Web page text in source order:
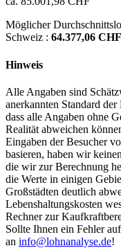
Möglicher
Schweiz : 64.377,06 CHF
Hinweis
Alle Angaben sind
anerkannten Standard
dass alle Angaben ohne
Realität abweichen
Eingaben der Besucher
basieren, haben wir
die wir zur Berechnung
die Werte in einigen
Großstädten deutlich
Lebenshaltungskosten
Rechner zur
Sollte Ihnen ein Fehler
an info@lohnanalyse.de!